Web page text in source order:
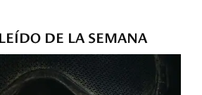
DE LA SEMANA